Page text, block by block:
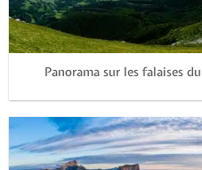
Panorama sur les falaises